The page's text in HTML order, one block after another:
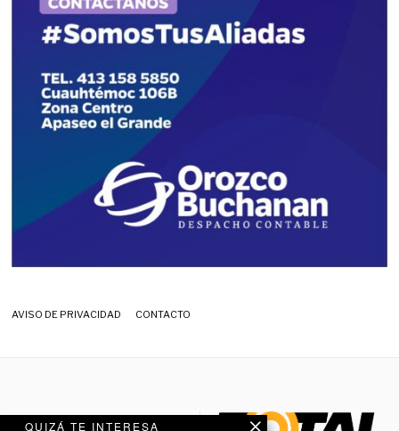
AVISO DE PRIVACIDAD CONTACTO
QUIZÁ TE INTERESA